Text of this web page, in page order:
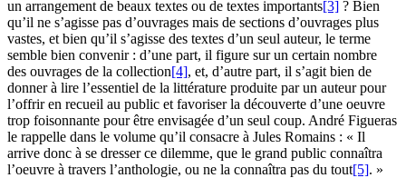
un arrangement de beaux textes ou de textes importants[3] ? Bien
qu’il ne s’agisse pas d’ouvrages mais de sections d’ouvrages plus
vastes, et bien qu’il s’agisse des textes d’un seul auteur, le terme
semble bien convenir : d’une part, il figure sur un certain nombre
des ouvrages de la collection[4], et, d’autre part, il s’agit bien de
donner à lire l’essentiel de la littérature produite par un auteur pour
l’offrir en recueil au public et favoriser la découverte d’une oeuvre
trop foisonnante pour être envisagée d’un seul coup. André Figueras
le rappelle dans le volume qu’il consacre à Jules Romains : « Il
arrive donc à se dresser ce dilemme, que le grand public connaîtra
l’oeuvre à travers l’anthologie, ou ne la connaîtra pas du tout[5]. »